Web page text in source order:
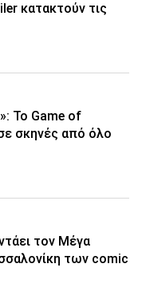
κατακτούν τις
Το Game of
σκηνές από όλο
τον Μέγα
των comic